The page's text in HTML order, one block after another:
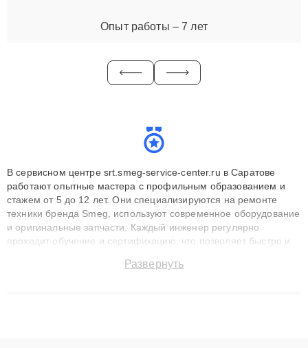
Опыт работы – 7 лет
В сервисном центре srt.smeg-service-center.ru в Саратове
работают опытные мастера с профильным образованием и
стажем от 5 до 12 лет. Они специализируются на ремонте
техники бренда Smeg, используют современное оборудование
и оригинальные запчасти. Каждый инженер регулярно
проходит обучение и сертификацию, что позволяет быстро и
сохранением гарантии до 3 лет. Наши мастера решают
Развернуть